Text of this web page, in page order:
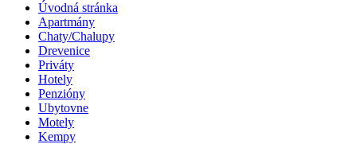
Úvodná stránka
Apartmány
Chaty/Chalupy
Drevenice
Priváty
Hotely
Penzióny
Ubytovne
Motely
Kempy